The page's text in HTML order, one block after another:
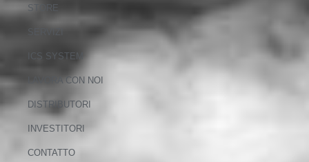
STORE
ICS SYSTEM
LAVORA CON NOI
DISTRIBUTORI
INVESTITORI
CONTATTO